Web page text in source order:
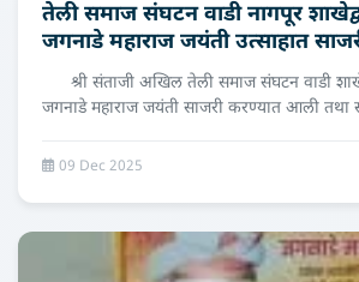
तेली समाज संघटन वाडी नागपूर
जगनाडे महाराज जयंती उत्‍साहात
श्री संताजी अखिल तेली समाज संघटन वाडी
जगनाडे महाराज जयंती साजरी करण्यात आली तथा
09 Dec 2025